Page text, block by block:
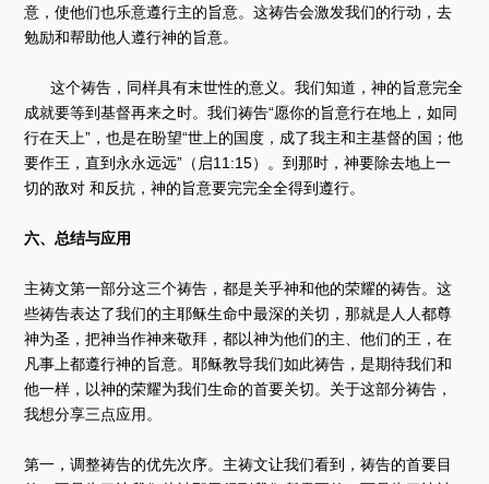
意，使他们也乐意遵行主的旨意。这祷告会激发我们的行动，去
勉励和帮助他人遵行神的旨意。
这个祷告，同样具有末世性的意义。我们知道，神的旨意完全
成就要等到基督再来之时。我们祷告“愿你的旨意行在地上，如同
行在天上”，也是在盼望“世上的国度，成了我主和主基督的国；他
要作王，直到永永远远”（启11:15）。到那时，神要除去地上一
切的敌对 和反抗，神的旨意要完完全全得到遵行。
六、总结与应用
主祷文第一部分这三个祷告，都是关乎神和他的荣耀的祷告。这
些祷告表达了我们的主耶稣生命中最深的关切，那就是人人都尊
神为圣，把神当作神来敬拜，都以神为他们的主、他们的王，在
凡事上都遵行神的旨意。耶稣教导我们如此祷告，是期待我们和
他一样，以神的荣耀为我们生命的首要关切。关于这部分祷告，
我想分享三点应用。
第一，调整祷告的优先次序。主祷文让我们看到，祷告的首要目